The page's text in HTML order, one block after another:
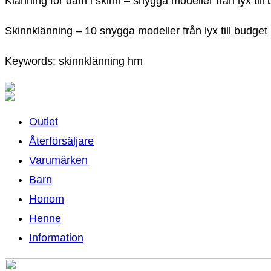
Skinnklänning – 10 snygga modeller från lyx till budget
Keywords: skinnklänning hm
Outlet
Återförsäljare
Varumärken
Barn
Honom
Henne
Information